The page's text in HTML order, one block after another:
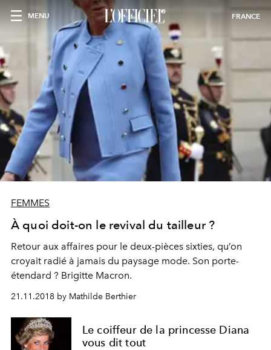
MENU FRANCE
FEMMES
À quoi doit-on le revival du tailleur ?
Retour aux affaires pour le deux-pièces sixties, qu’on
croyait radié à jamais du paysage mode. Son porte-
étendard ? Brigitte Macron.
21.11.2018 by Mathilde Berthier
Le coiffeur de la princesse Diana
vous dit tout